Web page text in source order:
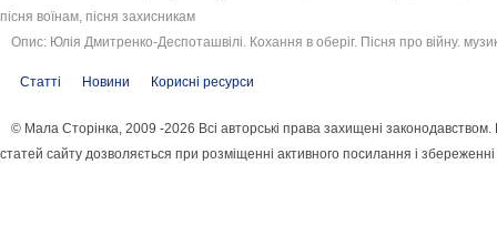
пісня воїнам, пісня захисникам
Опис: Юлія Дмитренко-Деспоташвілі. Кохання в оберіг. Пісня про війну.
Статті Новини Корисні ресурси
© Мала Сторінка, 2009 -2026 Всі авторські права захищені
статей сайту дозволяється при розміщенні активного посилання і